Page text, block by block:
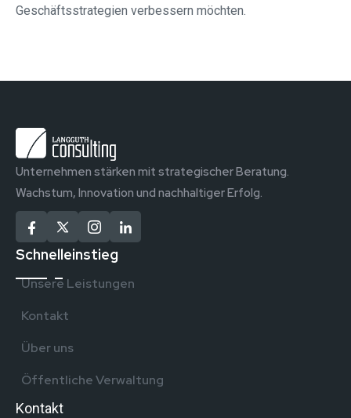
Geschäftsstrategien verbessern möchten.
Unternehmen stärken mit strategischer Beratung.
Wachstum, Innovation und nachhaltiger Erfolg.
Schnelleinstieg
Unsere Leistungen
Kontakt
Über uns
Öffentliche Verwaltung
Kontakt